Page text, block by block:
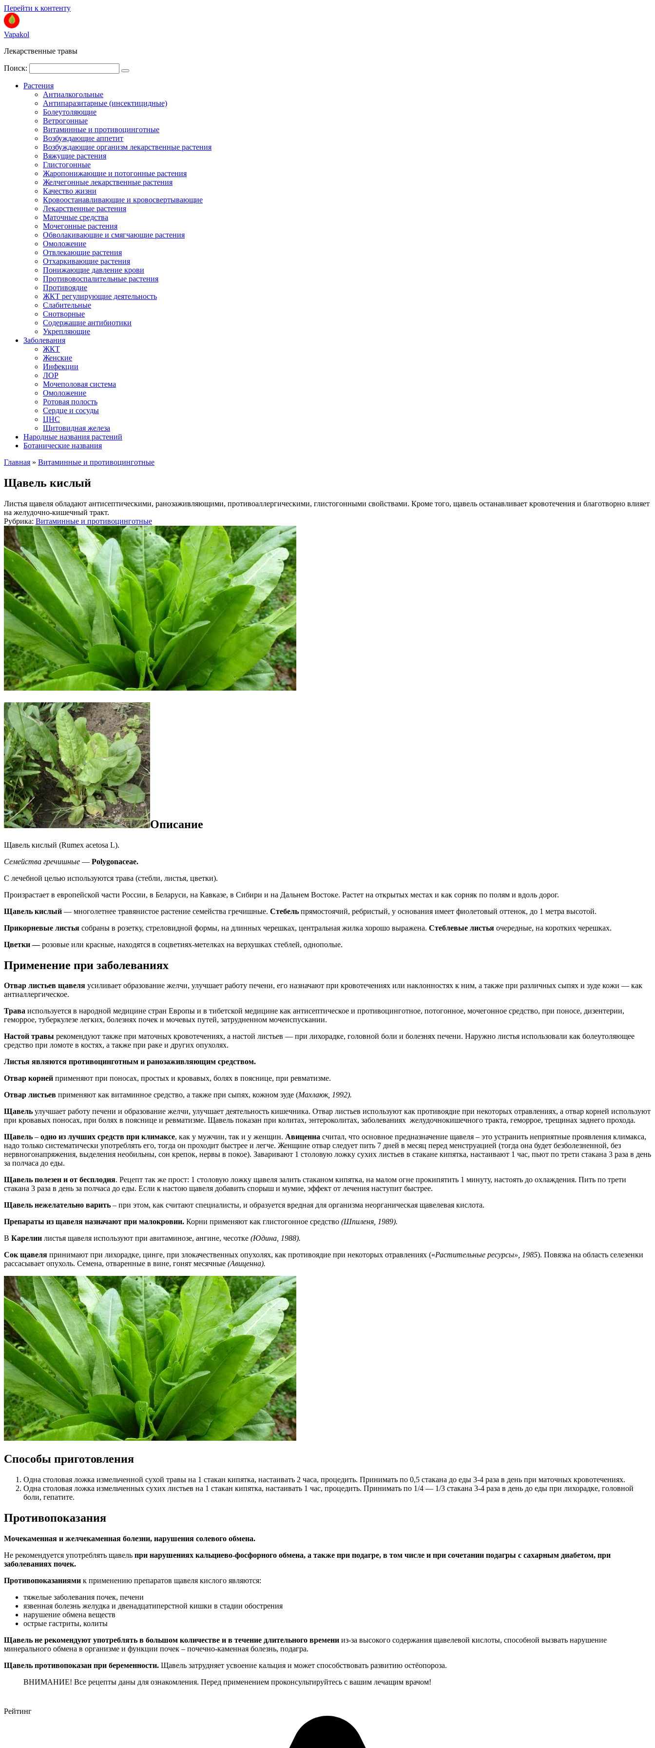
Перейти к контенту
Vapakol
Лекарственные травы
Поиск:
Растения
Антиалкогольные
Антипаразитарные (инсектицидные)
Болеутоляющие
Ветрогонные
Витаминные и противоцинготные
Возбуждающие аппетит
Возбуждающие организм лекарственные растения
Вяжущие растения
Глистогонные
Жаропонижающие и потогонные растения
Желчегонные лекарственные растения
Качество жизни
Кровоостанавливающие и кровосвертывающие
Лекарственные растения
Маточные средства
Мочегонные растения
Обволакивающие и смягчающие растения
Омоложение
Отвлекающие растения
Отхаркивающие растения
Понижающие давление крови
Противовоспалительные растения
Противоядие
ЖКТ регулирующие деятельность
Слабительные
Снотворные
Содержащие антибиотики
Укрепляющие
Заболевания
ЖКТ
Женские
Инфекции
ЛОР
Мочеполовая система
Омоложение
Ротовая полость
Сердце и сосуды
ЦНС
Щитовидная железа
Народные названия растений
Ботанические названия
Главная » Витаминные и противоцинготные
Щавель кислый
Листья щавеля обладают антисептическими, ранозаживляющими, противоаллергическими, глистогонными свойствами. Кроме того, щавель останавливает кровотечения и благотворно влияет
на желудочно-кишечный тракт.
Рубрика: Витаминные и противоцинготные
Описание
Щавель кислый (Rumex acetosa L).
Семейства гречишные — Polygonaceae.
С лечебной целью используются трава (стебли, листья, цветки).
Произрастает в европейской части России, в Беларуси, на Кавказе, в Сибири и на Дальнем Востоке. Растет на открытых местах и как сорняк по полям и вдоль дорог.
Щавель кислый — многолетнее травянистое растение семейства гречишные. Стебель прямостоячий, ребристый, у основания имеет фиолетовый оттенок, до 1 метра высотой.
Прикорневые листья собраны в розетку, стреловидной формы, на длинных черешках, центральная жилка хорошо выражена. Стеблевые листья очередные, на коротких черешках.
Цветки —розовые или красные, находятся в соцветиях-метелках на верхушках стеблей, однополые.
Применение при заболеваниях
Отвар листьев щавеля усиливает образование желчи, улучшает работу печени, его назначают при кровотечениях или наклонностях к ним, а также при различных сыпях и зуде кожи — как
антиаллергическое.
Трава используется в народной медицине стран Европы и в тибетской медицине как антисептическое и противоцинготное, потогонное, мочегонное средство, при поносе, дизентерии,
геморрое, туберкулезе легких, болезнях почек и мочевых путей, затрудненном мочеиспускании.
Настой травы рекомендуют также при маточных кровотечениях, а настой листьев — при лихорадке, головной боли и болезнях печени. Наружно листья использовали как болеутоляющее
средство при ломоте в костях, а также при раке и других опухолях.
Листья являются противоцинготным и ранозаживляющим средством.
Отвар корней применяют при поносах, простых и кровавых, болях в пояснице, при ревматизме.
Отвар листьев применяют как витаминное средство, а также при сыпях, кожном зуде (Махлаюк, 1992).
Щавель улучшает работу печени и образование желчи, улучшает деятельность кишечника. Отвар листьев используют как противоядие при некоторых отравлениях, а отвар корней используют
при кровавых поносах, при болях в пояснице и ревматизме. Щавель показан при колитах, энтероколитах, заболеваниях желудочнокишечного тракта, геморрое, трещинах заднего прохода.
Щавель – одно из лучших средств при климаксе, как у мужчин, так и у женщин. Авиценна считал, что основное предназначение щавеля – это устранить неприятные проявления климакса,
надо только систематически употреблять его, тогда он проходит быстрее и легче. Женщине отвар следует пить 7 дней в месяц перед менструацией (тогда она будет безболезненной, без
нервногонапряжения, выделения необильны, сон крепок, нервы в покое). Заваривают 1 столовую ложку сухих листьев в стакане кипятка, настаивают 1 час, пьют по трети стакана 3 раза в день
за полчаса до еды.
Щавель полезен и от бесплодия. Рецепт так же прост: 1 столовую ложку щавеля залить стаканом кипятка, на малом огне прокипятить 1 минуту, настоять до охлаждения. Пить по трети
стакана 3 раза в день за полчаса до еды. Если к настою щавеля добавить спорыш и мумие, эффект от лечения наступит быстрее.
Щавель нежелательно варить – при этом, как считают специалисты, и образуется вредная для организма неорганическая щавелевая кислота.
Препараты из щавеля назначают при малокровии. Корни применяют как глистогонное средство (Шпиленя, 1989).
В Карелии листья щавеля используют при авитаминозе, ангине, чесотке (Юдина, 1988).
Сок щавеля принимают при лихорадке, цинге, при злокачественных опухолях, как противоядие при некоторых отравлениях («Растительные ресурсы», 1985). Повязка на область селезенки
рассасывает опухоль. Семена, отваренные в вине, гонят месячные (Авиценна).
Способы приготовления
Одна столовая ложка измельченной сухой травы на 1 стакан кипятка, настаивать 2 часа, процедить. Принимать по 0,5 стакана до еды 3-4 раза в день при маточных кровотечениях.
Одна столовая ложка измельченных сухих листьев на 1 стакан кипятка, настаивать 1 час, процедить. Принимать по 1/4 — 1/3 стакана 3-4 раза в день до еды при лихорадке, головной
боли, гепатите.
Противопоказания
Мочекаменная и желчекаменная болезни, нарушения солевого обмена.
Не рекомендуется употреблять щавель при нарушениях кальциево-фосфорного обмена, а также при подагре, в том числе и при сочетании подагры с сахарным диабетом, при
заболеваниях почек.
Противопоказаниями к применению препаратов щавеля кислого являются:
тяжелые заболевания почек, печени
язвенная болезнь желудка и двенадцатиперстной кишки в стадии обострения
нарушение обмена веществ
острые гастриты, колиты
Щавель не рекомендуют употреблять в большом количестве и в течение длительного времени из-за высокого содержания щавелевой кислоты, способной вызвать нарушение
минерального обмена в организме и функции почек – почечно-каменная болезнь, подагра.
Щавель противопоказан при беременности. Щавель затрудняет усвоение кальция и может способствовать развитию остёопороза.
ВНИМАНИЕ! Все рецепты даны для ознакомления. Перед применением проконсультируйтесь с вашим лечащим врачом!
Рейтинг